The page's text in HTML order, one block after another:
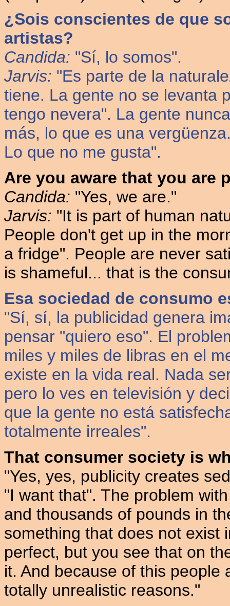
¿Sois conscientes de que
artistas?
Candida: "Sí, lo somos".
Jarvis: "Es parte de la
tiene. La gente no se levanta
tengo nevera". La gente
más, lo que es una
Lo que no me gusta".
Are you aware that you are
Candida: "Yes, we are."
Jarvis: "It is part of human
People don't get up in the
a fridge". People are never
is shameful... that is the
Esa sociedad de consumo
"Sí, sí, la publicidad genera
pensar "quiero eso". El
miles y miles de libras en el
existe en la vida real. Nada
pero lo ves en televisión y
que la gente no está
totalmente irreales".
That consumer society is
"Yes, yes, publicity creates
"I want that". The problem
and thousands of pounds in
something that does not exist
perfect, but you see that on
it. And because of this
totally unrealistic reasons."